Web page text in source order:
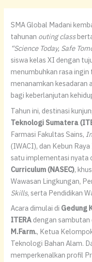
SMA Global Madani
tahunan outing class
“Science Today, Safe
siswa kelas XI dengan
menumbuhkan rasa
menanamkan kesadaran
bagi keberlanjutan
Tahun ini, destinasi
Teknologi Sumatera
Farmasi Fakultas Sains,
(IWACI), dan Kebun
satu implementasi nyata
Curriculum (NASEC),
Wawasan Lingkungan,
Skills, serta Pendidikan
Acara dimulai di Gedung
ITERA dengan sambutan
M.Farm., Ketua
Teknologi Bahan Alam.
memperkenalkan profil